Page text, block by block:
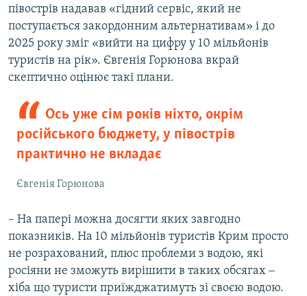
1080p
півострів надавав «гідний сервіс, який не
поступається закордонним альтернативам» і до
2025 року зміг «вийти на цифру у 10 мільйонів
туристів на рік». Євгенія Горюнова вкрай
скептично оцінює такі плани.
Ось уже сім років ніхто, окрім
російського бюджету, у півострів
практично не вкладає
Євгенія Горюнова
– На папері можна досягти яких завгодно
показників. На 10 мільйонів туристів Крим просто
не розрахований, плюс проблеми з водою, які
росіяни не зможуть вирішити в таких обсягах ‒
хіба що туристи приїжджатимуть зі своєю водою.